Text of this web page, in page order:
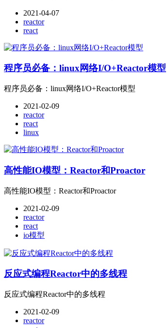
2021-04-07
reactor
react
程序员必备：linux网络I/O+Reactor模型
程序员必备：linux网络I/O+Reactor模型
2021-02-09
reactor
react
linux
高性能IO模型：Reactor和Proactor
高性能IO模型：Reactor和Proactor
2021-02-09
reactor
react
io模型
反应式编程Reactor中的多线程
反应式编程Reactor中的多线程
2021-02-09
reactor